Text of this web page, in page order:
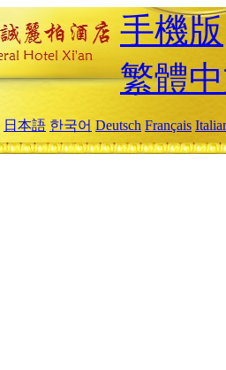
手機版
繁體
日本語 한국어 Deutsch Français